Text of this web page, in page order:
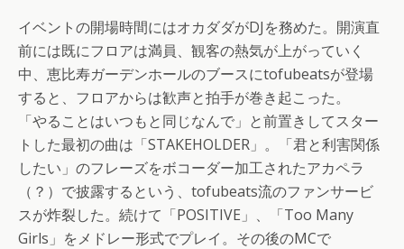
イベントの開場時間にはオカダダがDJを務めた。開演直
前には既にフロアは満員、観客の熱気が上がっていく
中、恵比寿ガーデンホールのブースにtofubeatsが登場
すると、フロアからは歓声と拍手が巻き起こった。
「やることはいつもと同じなんで」と前置きしてスター
トした最初の曲は「STAKEHOLDER」。「君と利害関係
したい」のフレーズをボコーダー加工されたアカペラ
（？）で披露するという、tofubeats流のファンサービ
スが炸裂した。続けて「POSITIVE」、「Too Many
Girls」をメドレー形式でプレイ。その後のMCで